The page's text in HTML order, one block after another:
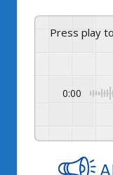
Press play
0:00